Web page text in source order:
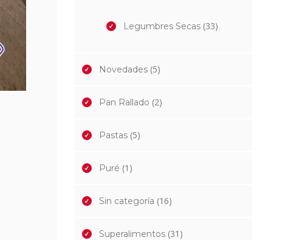
Legumbres Secas(33)
Novedades(5)
Pan Rallado (2)
Pastas(5)
Puré (1)
Sin categoría (16)
Superalimentos(31)